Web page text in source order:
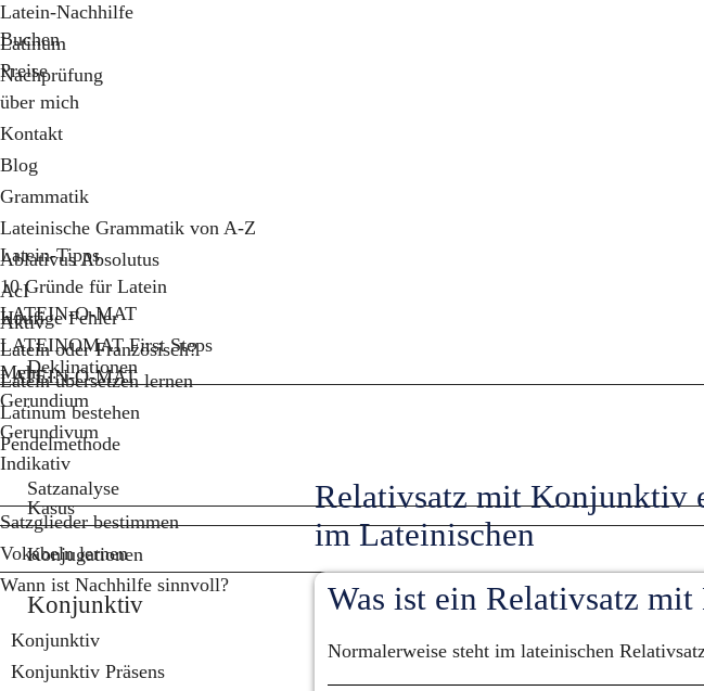
Latein-Nachhilfe
Latinum
Nachprüfung
Buchen
Preise
über mich
Kontakt
Blog
Grammatik
Lateinische Grammatik von A-Z
Ablativus Absolutus
AcI
Aktiv
Deklinationen
Gerundium
Gerundivum
Indikativ
Kasus
Konjugationen
Konjunktiv
Konjunktiv
Konjunktiv Präsens
Latein-Tipps
10 Gründe für Latein
Häufige Fehler
Latein oder Französisch?
Latein übersetzen lernen
Latinum bestehen
Pendelmethode
Satzanalyse
Satzglieder bestimmen
Vokabeln lernen
Wann ist Nachhilfe sinnvoll?
LATEIN-O-MAT
LATEINOMAT First Steps
LATEIN-O-MAT
Mehr...
Relativsatz mit Konjunktiv
im Lateinischen
Was ist ein Relativsatz
Normalerweise steht im lateinischen